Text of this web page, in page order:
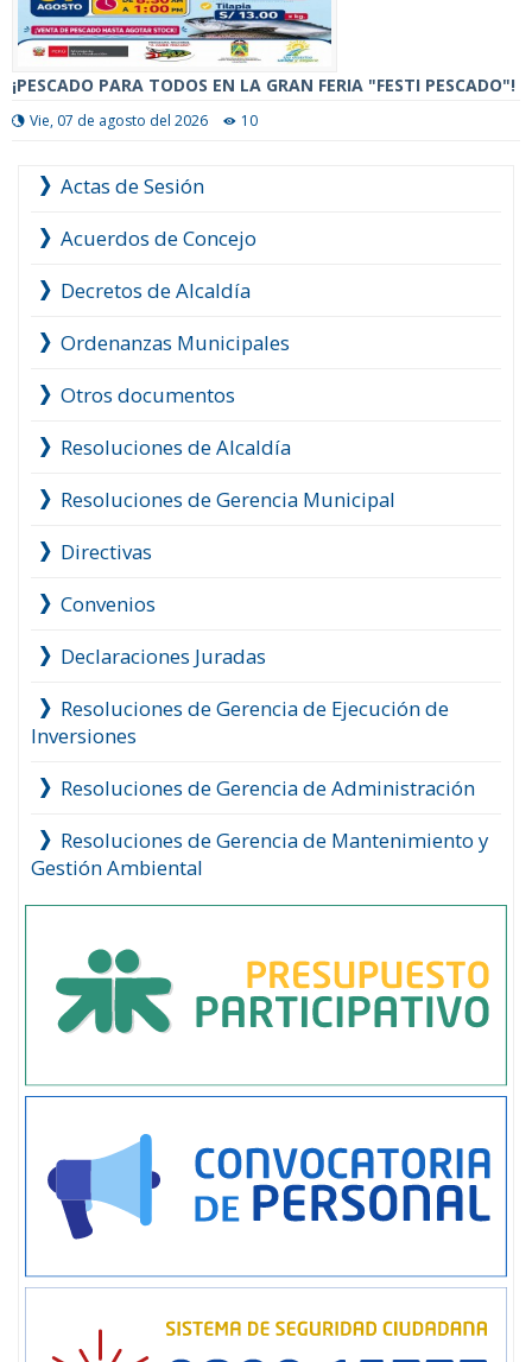
¡PESCADO PARA TODOS EN LA GRAN FERIA "FESTI PESCADO"!
Vie, 07 de agosto del 2026 10
Actas de Sesión
Acuerdos de Concejo
Decretos de Alcaldía
Ordenanzas Municipales
Otros documentos
Resoluciones de Alcaldía
Resoluciones de Gerencia Municipal
Directivas
Convenios
Declaraciones Juradas
Resoluciones de Gerencia de Ejecución de
Inversiones
Resoluciones de Gerencia de Administración
Resoluciones de Gerencia de Mantenimiento y
Gestión Ambiental